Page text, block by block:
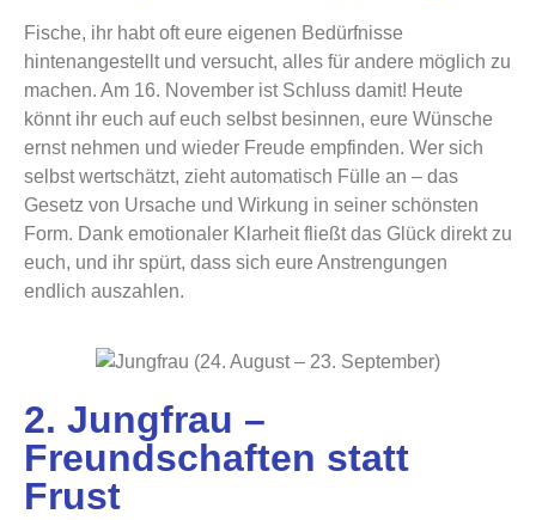
Fische, ihr habt oft eure eigenen Bedürfnisse
hintenangestellt und versucht, alles für andere möglich zu
machen. Am 16. November ist Schluss damit! Heute
könnt ihr euch auf euch selbst besinnen, eure Wünsche
ernst nehmen und wieder Freude empfinden. Wer sich
selbst wertschätzt, zieht automatisch Fülle an – das
Gesetz von Ursache und Wirkung in seiner schönsten
Form. Dank emotionaler Klarheit fließt das Glück direkt zu
euch, und ihr spürt, dass sich eure Anstrengungen
endlich auszahlen.
2. Jungfrau –
Freundschaften statt
Frust